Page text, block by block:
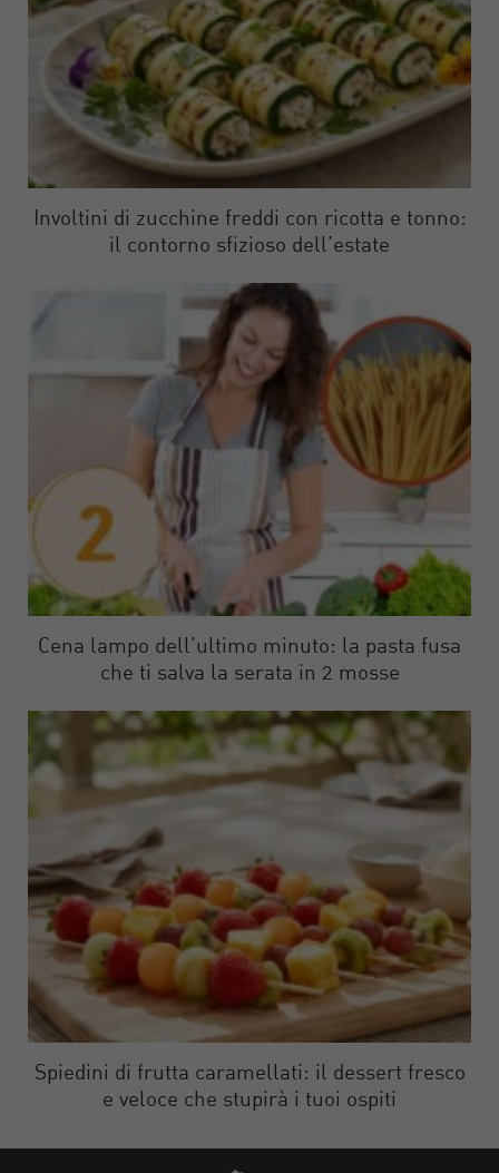
Involtini di zucchine freddi con ricotta e tonno:
il contorno sfizioso dell’estate
Cena lampo dell’ultimo minuto: la pasta fusa
che ti salva la serata in 2 mosse
Spiedini di frutta caramellati: il dessert fresco
e veloce che stupirà i tuoi ospiti